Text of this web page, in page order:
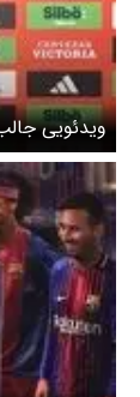
ویدئویی